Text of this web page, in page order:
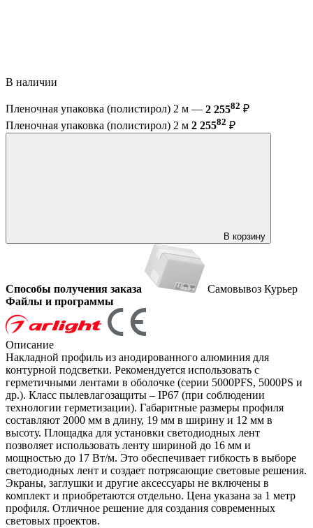
В наличии
Пленочная упаковка (полистирол) 2 м — 2 25582 ₽
Пленочная упаковка (полистирол) 2 м 2 25582 ₽
В корзину
Способы получения заказа Самовывоз Курьер
Файлы и программы
Описание
Накладной профиль из анодированного алюминия для
контурной подсветки. Рекомендуется использовать с
герметичными лентами в оболочке (серии 5000PFS, 5000PS и
др.). Класс пылевлагозащиты – IP67 (при соблюдении
технологии герметизации). Габаритные размеры профиля
составляют 2000 мм в длину, 19 мм в ширину и 12 мм в
высоту. Площадка для установки светодиодных лент
позволяет использовать ленту шириной до 16 мм и
мощностью до 17 Вт/м. Это обеспечивает гибкость в выборе
светодиодных лент и создает потрясающие световые решения.
Экраны, заглушки и другие аксессуары не включены в
комплект и приобретаются отдельно. Цена указана за 1 метр
профиля. Отличное решение для создания современных
световых проектов.